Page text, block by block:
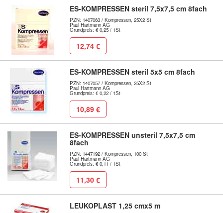
ES-KOMPRESSEN steril 7,5x7,5 cm 8fach
PZN: 1407063 / Kompressen, 25X2 St
Paul Hartmann AG
Grundpreis: € 0,25 / 1St
12,74 €
ES-KOMPRESSEN steril 5x5 cm 8fach
PZN: 1407057 / Kompressen, 25X2 St
Paul Hartmann AG
Grundpreis: € 0,22 / 1St
10,89 €
ES-KOMPRESSEN unsteril 7,5x7,5 cm
8fach
PZN: 1447192 / Kompressen, 100 St
Paul Hartmann AG
Grundpreis: € 0,11 / 1St
11,30 €
LEUKOPLAST 1,25 cmx5 m